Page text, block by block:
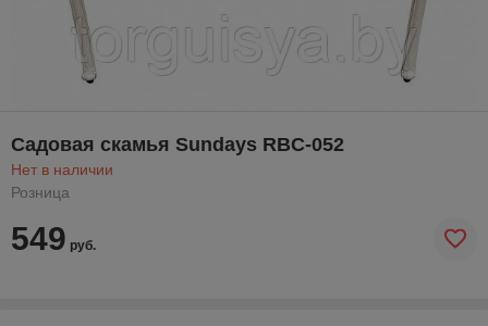
Садовая скамья Sundays RBC-052
Нет в наличии
Розница
549 руб.